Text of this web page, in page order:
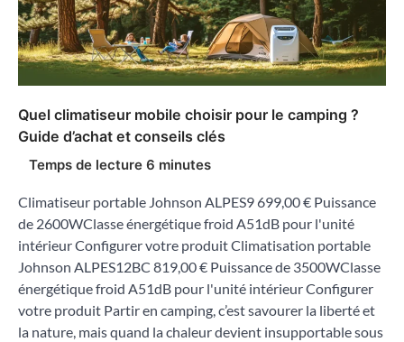
Quel climatiseur mobile choisir pour le camping ?
Guide d’achat et conseils clés
Climatiseur portable Johnson ALPES9 699,00 € Puissance
de 2600WClasse énergétique froid A51dB pour l'unité
intérieur Configurer votre produit Climatisation portable
Johnson ALPES12BC 819,00 € Puissance de 3500WClasse
énergétique froid A51dB pour l'unité intérieur Configurer
votre produit Partir en camping, c’est savourer la liberté et
la nature, mais quand la chaleur devient insupportable sous